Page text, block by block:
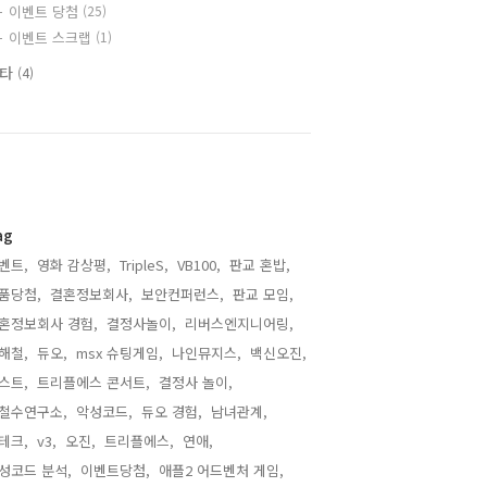
이벤트 당첨 (25)
이벤트 스크랩 (1)
(4)
트, 영화 감상평, TripleS, VB100, 판교 혼밥,
당첨, 결혼정보회사, 보안컨퍼런스, 판교 모임,
정보회사 경험, 결정사놀이, 리버스엔지니어링,
철, 듀오, msx 슈팅게임, 나인뮤지스, 백신오진,
트, 트리플에스 콘서트, 결정사 놀이,
수연구소, 악성코드, 듀오 경험, 남녀관계,
크, v3, 오진, 트리플에스, 연애,
코드 분석, 이벤트당첨, 애플2 어드벤처 게임,